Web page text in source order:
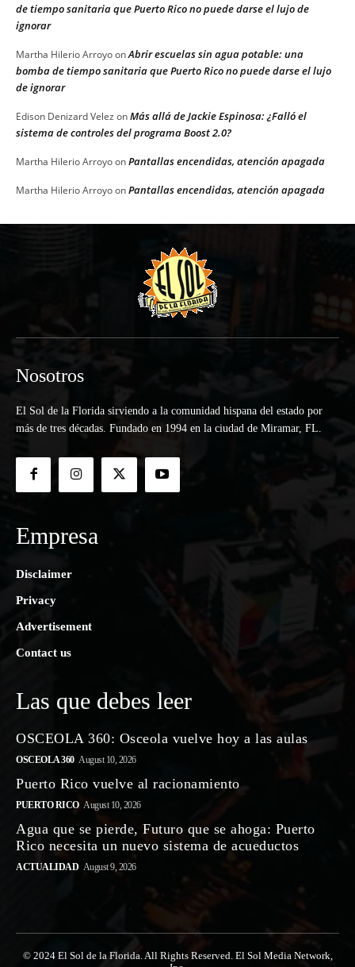
de tiempo sanitaria que Puerto Rico no puede darse el lujo de
ignorar
Martha Hilerio ArroyoonAbrir escuelas sin agua potable: una
bomba de tiempo sanitaria que Puerto Rico no puede darse el lujo
de ignorar
Edison Denizard Velez onMás allá de Jackie Espinosa: ¿Falló el
sistema de controles del programa Boost 2.0?
Martha Hilerio ArroyoonPantallas encendidas, atención apagada
Martha Hilerio ArroyoonPantallas encendidas, atención apagada
Nosotros
El Sol de la Florida sirviendo a la comunidad hispana del estado por
más de tres décadas. Fundado en 1994 en la ciudad de Miramar, FL.
Empresa
Disclaimer
Privacy
Advertisement
Contact us
Las que debes leer
OSCEOLA 360: Osceola vuelve hoy a las aulas
OSCEOLA 360 August 10, 2026
Puerto Rico vuelve al racionamiento
PUERTO RICO August 10, 2026
Agua que se pierde, Futuro que se ahoga: Puerto
Rico necesita un nuevo sistema de acueductos
ACTUALIDAD August 9, 2026
© 2024 El Sol de la Florida. All Rights Reserved. El Sol Media Network,